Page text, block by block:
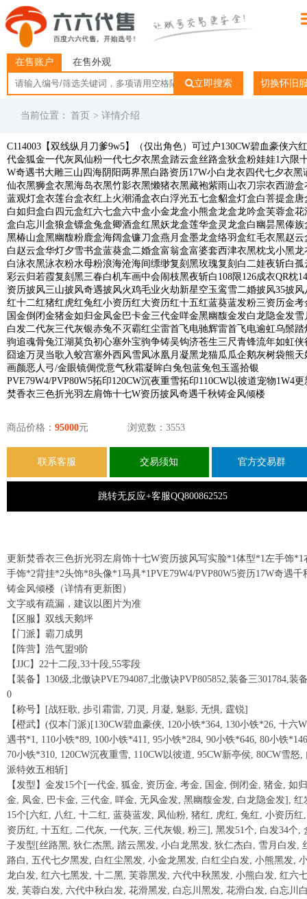
在售账户 在售外观
立即搜索 切换怀旧
当前位置： 首页 > 详情介绍
C114003【双线纵月刀爹9w5】（仅出角色）可过户130CW碧血豪侠六
代金狐金一代灰凤仙粉一代七夕衣黑盒踏云盒丝路盒狄盒粉娃娃1六限
W奇遇书大雕三山四海阴阳两界黑白路资历17W小白龙衣四代七夕衣黑
仙衣黑狮盒衣黑海岛衣黑竹影衣黑懒猪衣黑藏袍紫雨山衣刀宗衣西游盒
蓝观灯盒衣莲台盒衣红上火潮涌盒衣白浮光五七盒貂盒灯盒白菩提盒唐
白如归盒白四元盒红六七盒六中盒小金龙盒小熊盒龙盒龙吟盒芙蓉盒花
盒白忘川盒狼盒镖盒兔盒卿酒盒红黑妖龙盒莲华盒灵龙盒白幽昙黑傣族
黑椿山盒黑幽馥粉鹿盒海阔盒镰刀盒燕月盒墨龙盒络羽盒红毛衣黑赵云
白赵云盒华灯夕雪书盒蓝葵盒二婚盒富翁盒富婆套西津衣黑枕戈小黑龙
白泳衣黑泳衣粉水母粉浪海沧海间缥缈复刻黑玫瑰复刻白二娃夜斩白孤
彩云归若霞复刻黑三春白机车画中会闹枝黑夜斩白108限126成衣QR枕
资历披风三山披风奇遇披风火鸡毛业火劫新星空玉鸾雪二婚披风35披风
红十二红猪红虎红兔红小资历红大资历红十五红蓝葵蓝发粉三资历金考
国金倒闭金猪金如归金凤金巴卡金三代金咩金黑幽馥金发白龙隐金发雪
白发二代灰三代灰银赤兔不灭霸红尘雷首飞电驰辉雷首飞电逾虹乌鬃踏
驹追魂骨兔江湖莫负初心塞外宝驹争铸吴钩济苍生三尺青锋流年如虹侠
囧途万灵当歌入蛟宫塞外西风雪凤冰凰月凝黑龙猫瓜瓜企鹅灰树袋熊天
画颜恶人弓/金眼镜倜傥意气秋霜凝眸白兔包蓝兔包玉遥拾银
PVE79W4/PVP80W5拓印120CW沉夜重雪拓印110CW以彼道宠物1W4更
焚香衣三色折光羽左肩饰十七W资历披风奇遇千秋铸金风倾楼
商品价格： 95000元 浏览数：3553
联系客服 交易须知 官方交易群
跳转无反应+客服QQ800862525
更新焚香衣三色折光羽左肩饰十七W资历披风写实脸*1体型*1左手饰*1
手饰*2背挂*2头饰*8头像*1马具*1PVE79W4/PVP80W5资历17W奇遇千
铸金风倾楼（详情有更新图）
文字或有疏漏，建议以图片为准
【区服】双线天鹅坪
【门派】霸刀成男
【阵营】浩气盟9阶
【JJC】22十二段,33十段,55零段
【装备】130级,北傲诀PVE794087,北傲诀PVP805852,装备三301784,装
0
【称号】[战狂歌, 步引霜雷, 刀灵, 月凝, 魅影, 无惧, 霆锐]
【橙武】(仅本门派)[130CW碧血豪侠, 120小铁*364, 130小铁*26, 十六
遇书*1, 110小铁*89, 100小铁*411, 95小铁*284, 90小铁*646, 80小铁
70小铁*310, 120CW沉夜重雪, 110CW以彼道, 95CW新亭侯, 80CW雪怒,
派特效五相斩]
【发型】金发15个[一代金, 狐金, 资历金, 考金, 国金, 倒闭金, 猪金, 如归
金, 凤金, 巴卡金, 三代金, 咩金, 无风金发, 黑幽馥金发, 白龙隐金发], 红
15个[六红, 八红, 十二红, 蓝葵蓝发, 凤仙粉, 猪红, 虎红, 兔红, 小资历红
资历红, 十五红, 二代灰, 一代灰, 三代灰银, 粉三], 黑发51个, 白发34个,
子发型[丝路黑, 狄仁杰黑, 踏云黑发, 小白龙黑发, 狄仁杰白, 雪月白发,
路白, 五代七夕黑发, 白红尘黑发, 小金龙黑发, 白红尘白发, 小熊黑发,
龙白发, 红六七黑发, 十二黑, 芙蓉黑发, 六代中秋黑发, 小熊白发, 红六
发, 芙蓉白发, 六代中秋白发, 花滑黑发, 白忘川黑发, 花滑白发, 白忘川